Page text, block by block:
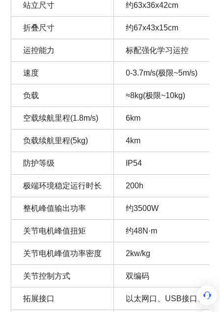
站立尺寸 约63x36x42cm
折叠尺寸 约67x43x15cm
运控能力 标配强化学习运控
速度 0-3.7m/s(极限~5m/s)
负载 ≈8kg(极限~10kg)
空载续航里程(1.8m/s) 6km
负载续航里程(5kg) 4km
防护等级 IP54
极端环境稳定运行时长 200h
整机峰值输出功率 约3500W
关节电机峰值扭矩 约48N·m
关节电机峰值功率密度 2kw/kg
关节控制方式 双编码
拓展接口 以太网口、USB接口、电